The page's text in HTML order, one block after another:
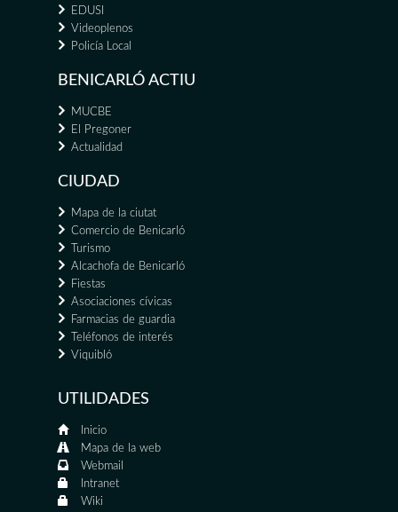
EDUSI
Videoplenos
Policía Local
BENICARLÓ ACTIU
MUCBE
El Pregoner
Actualidad
CIUDAD
Mapa de la ciutat
Comercio de Benicarló
Turismo
Alcachofa de Benicarló
Fiestas
Asociaciones cívicas
Farmacias de guardia
Teléfonos de interés
Viquibló
UTILIDADES
Inicio
Mapa de la web
Webmail
Intranet
Wiki